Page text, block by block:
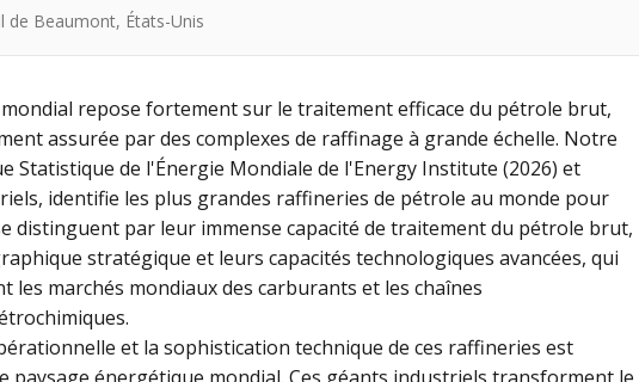
de Beaumont, États-Unis
repose fortement sur le traitement efficace du pétrole brut,
assurée par des complexes de raffinage à grande échelle. Notre
Statistique de l'Énergie Mondiale de l'Energy Institute (2026) et
identifie les plus grandes raffineries de pétrole au monde pour
distinguent par leur immense capacité de traitement du pétrole brut,
stratégique et leurs capacités technologiques avancées, qui
les marchés mondiaux des carburants et les chaînes
et la sophistication technique de ces raffineries est